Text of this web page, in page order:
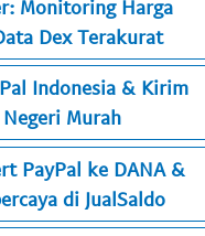
Monitoring Harga
Dex Terakurat
Indonesia & Kirim
Murah
PayPal ke DANA &
di JualSaldo